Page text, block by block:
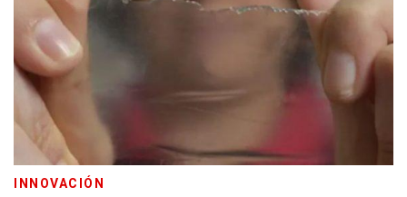
INNOVACIÓN